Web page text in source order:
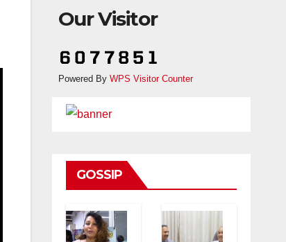
Our Visitor
Powered By WPS Visitor Counter
GOSSIP